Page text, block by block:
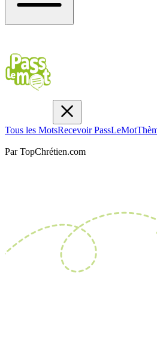
Tous les MotsRecevoir PassLeMot
Par TopChrétien.com